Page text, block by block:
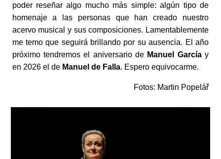
poder reseñar algo mucho más simple: algún tipo de
homenaje a las personas que han creado nuestro
acervo musical y sus composiciones. Lamentablemente
me temo que seguirá brillando por su ausencia. El año
próximo tendremos el aniversario de Manuel Garcíay
en 2026 el de Manuel de Falla. Espero equivocarme.
Fotos: Martin Popelář